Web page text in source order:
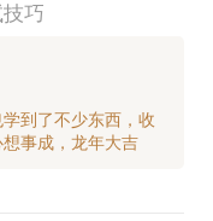
巧
到了不少东西，收